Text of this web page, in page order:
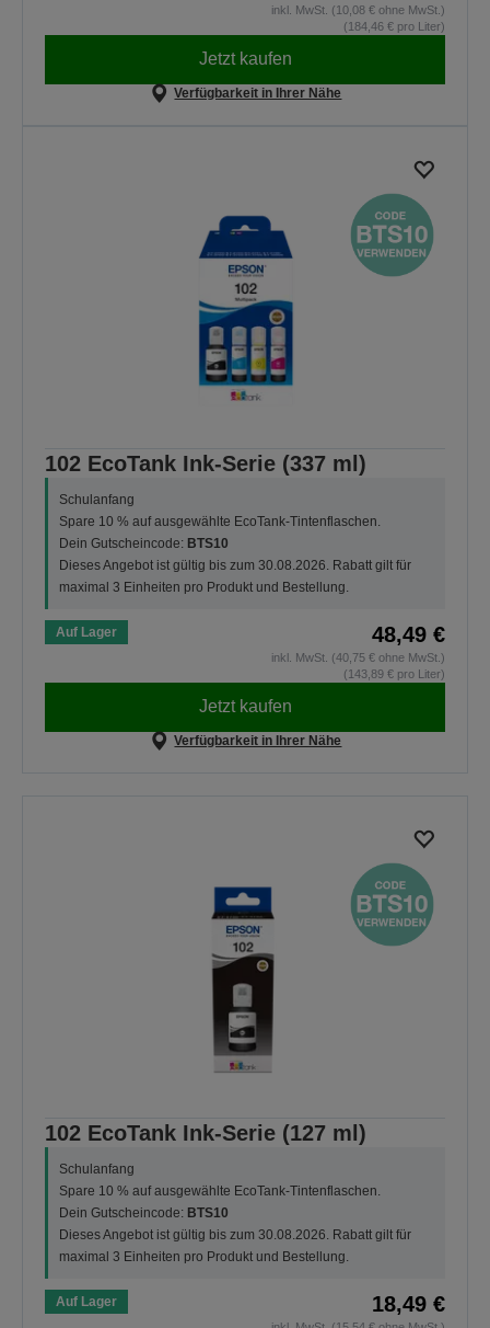
inkl. MwSt. (10,08 € ohne MwSt.)
(184,46 € pro Liter)
Jetzt kaufen
Verfügbarkeit in Ihrer Nähe
102 EcoTank Ink-Serie (337 ml)
Schulanfang
Spare 10 % auf ausgewählte EcoTank-Tintenflaschen.
Dein Gutscheincode: BTS10
Dieses Angebot ist gültig bis zum 30.08.2026. Rabatt gilt für
maximal 3 Einheiten pro Produkt und Bestellung.
Auf Lager 48,49 €
inkl. MwSt. (40,75 € ohne MwSt.)
(143,89 € pro Liter)
Jetzt kaufen
Verfügbarkeit in Ihrer Nähe
102 EcoTank Ink-Serie (127 ml)
Schulanfang
Spare 10 % auf ausgewählte EcoTank-Tintenflaschen.
Dein Gutscheincode: BTS10
Dieses Angebot ist gültig bis zum 30.08.2026. Rabatt gilt für
maximal 3 Einheiten pro Produkt und Bestellung.
Auf Lager 18,49 €